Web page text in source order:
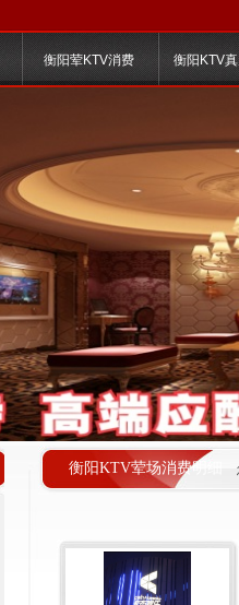
衡阳荤KTV消费 衡阳KTV
衡阳KTV荤场消费明细